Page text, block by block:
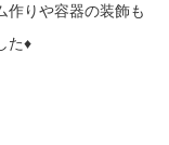
作りや容器の装飾も
た♦